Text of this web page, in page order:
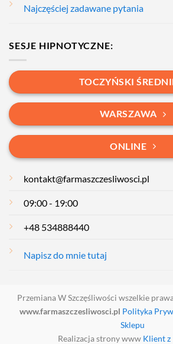
Najczęściej zadawane pytania
SESJE HIPNOTYCZNE:
TOCZYŃSKI
WARSZAWA
ONLINE
kontakt@farmaszczesliwosci.pl
09:00 - 19:00
+48 534888440
Napisz do mnie tutaj
Przemiana W Szczęśliwości wszelkie
www.farmaszczesliwosci.pl Polityka
Sklepu
Realizacja strony www Klient z